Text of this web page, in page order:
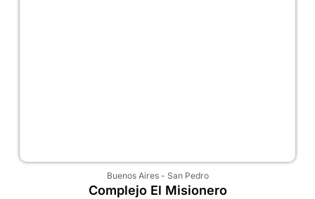
Buenos Aires- San Pedro
Complejo El Misionero